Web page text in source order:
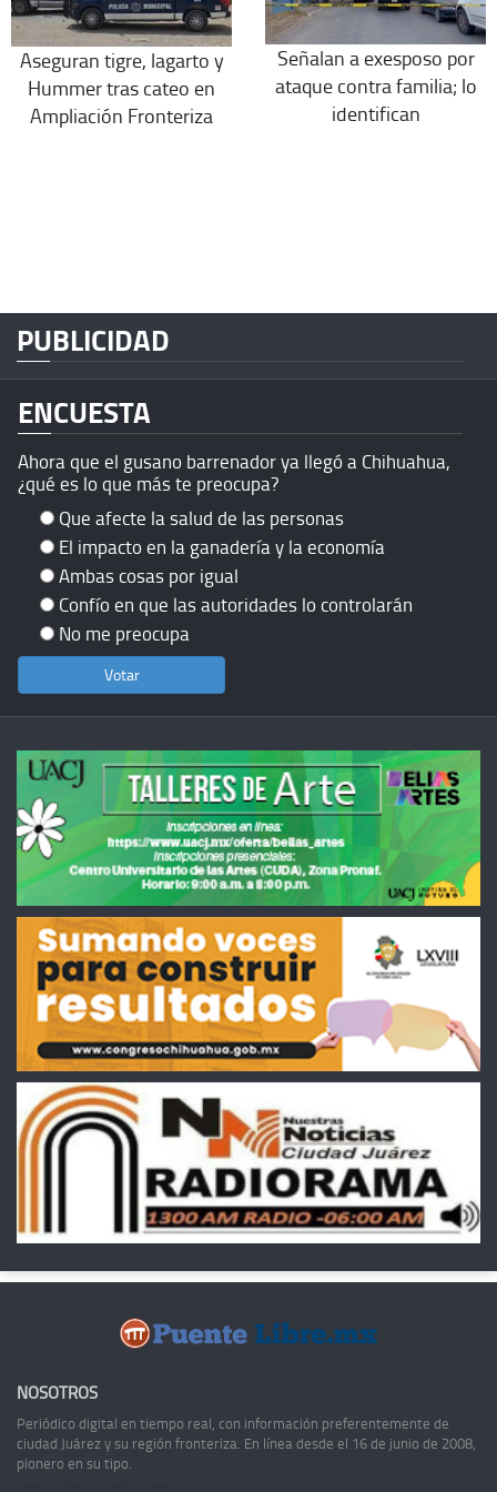
Aseguran tigre, lagarto y
Hummer tras cateo en
Ampliación Fronteriza
Señalan a exesposo por
ataque contra familia; lo
identifican
PUBLICIDAD
ENCUESTA
Ahora que el gusano barrenador ya llegó a Chihuahua,
¿qué es lo que más te preocupa?
Que afecte la salud de las personas
El impacto en la ganadería y la economía
Ambas cosas por igual
Confío en que las autoridades lo controlarán
No me preocupa
NOSOTROS
Periódico digital en tiempo real, con información preferentemente de
ciudad Juárez y su región fronteriza. En línea desde el 16 de junio de 2008,
pionero en su tipo.